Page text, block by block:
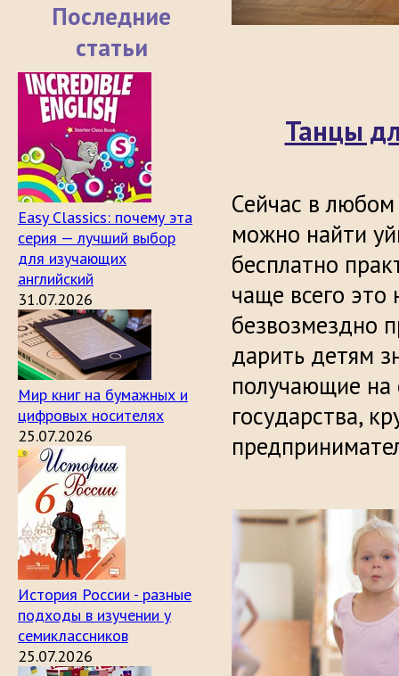
Последние
статьи
Easy Classics: почему эта
серия — лучший выбор
для изучающих
английский
31.07.2026
Мир книг на бумажных и
цифровых носителях
25.07.2026
История России - разные
подходы в изучении у
семиклассников
25.07.2026
Танцы
Сейчас в
можно найти
бесплатно
чаще всего
безвозмездно
дарить детям
получающие на
государства,